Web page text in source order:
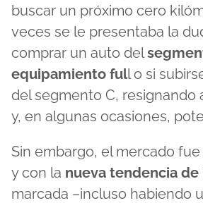
buscar un próximo cero
veces se le presentaba la
comprar un auto del
equipamiento full o si
del segmento C, resignando
y, en algunas ocasiones,
Sin embargo, el mercado
y con la nueva tendencia de
marcada –incluso habiendo